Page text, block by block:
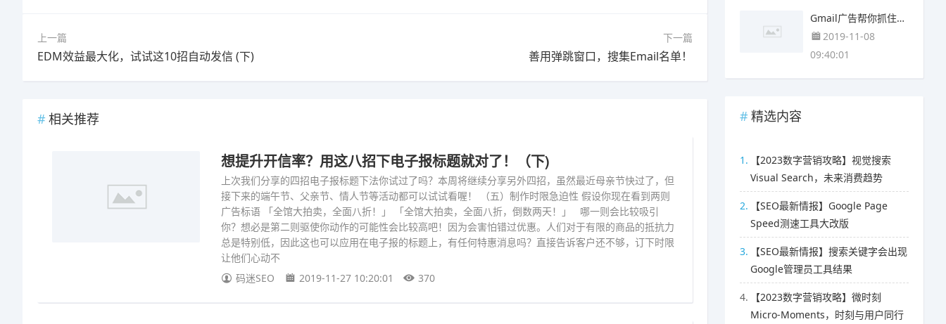
上一篇
EDM效益最大化，试试这10招自动发信 (下)
下一篇
善用弹跳窗口，搜集Email名单！
相关推荐
想提升开信率？用这八招下电子报标题就对了！（下)
上次我们分享的四招电子报标题下法你试过了吗？本周将继续分享另外四招，虽然最近母亲节快过了，但
接下来的端午节、父亲节、情人节等活动都可以试试看喔！ （五）制作时限急迫性 假设你现在看到两则
广告标语 「全馆大拍卖，全面八折！」 「全馆大拍卖，全面八折，倒数两天！」 哪一则会比较吸引
你？想必是第二则驱使你动作的可能性会比较高吧！因为会害怕错过优惠。人们对于有限的商品的抵抗力
总是特别低，因此这也可以应用在电子报的标题上，有任何特惠消息吗？直接告诉客户还不够，订下时限
让他们心动不
码迷SEO
2019-11-27 10:20:01 370
Gmail广告帮你抓住9亿商机(高端篇)
2019-11-08
09:40:01
精选内容
1.
【2023数字营销攻略】视觉搜索
Visual Search，未来消费趋势
2.
【SEO最新情报】Google Page
Speed测速工具大改版
3.
【SEO最新情报】搜索关键字会出现
Google管理员工具结果
4.
【2023数字营销攻略】微时刻
Micro-Moments，时刻与用户同行